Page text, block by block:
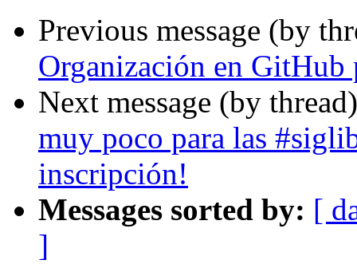
Previous message (by
Organización en GitHub
Next message (by
muy poco para las
inscripción!
Messages sorted by: [
]